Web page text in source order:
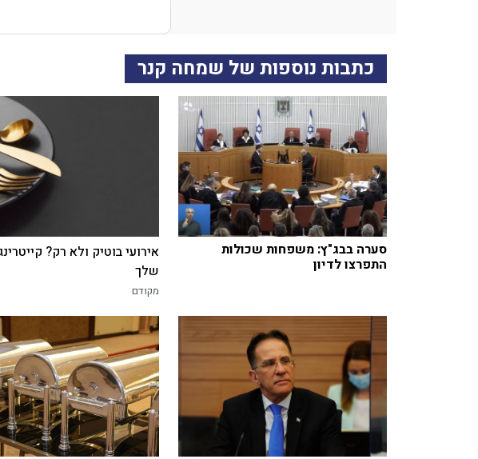
כתבות נוספות של שמחה קנר
סערה בבג"ץ: משפחות שכולות
התפרצו לדיון
אירועי בוטיק ולא רק?
שלך
מקודם